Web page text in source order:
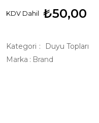
KDV Dahil ₺50,00
Kategori :
Duyu Topları
Marka : Brand